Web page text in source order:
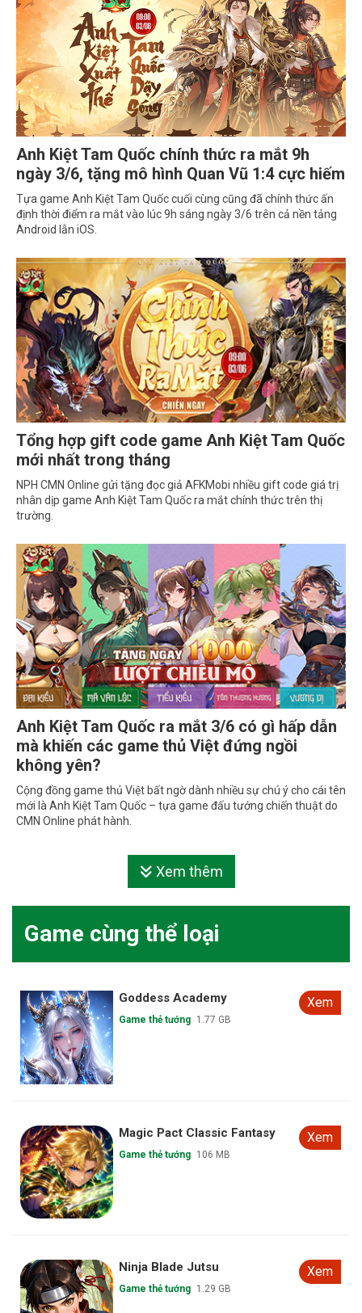
Anh Kiệt Tam Quốc chính thức ra mắt 9h
ngày 3/6, tặng mô hình Quan Vũ 1:4 cực hiếm
Tựa game Anh Kiệt Tam Quốc cuối cùng cũng đã chính thức ấn
định thời điểm ra mắt vào lúc 9h sáng ngày 3/6 trên cả nền tảng
Android lẫn iOS.
Tổng hợp gift code game Anh Kiệt Tam Quốc
mới nhất trong tháng
NPH CMN Online gửi tặng đọc giả AFKMobi nhiều gift code giá trị
nhân dịp game Anh Kiệt Tam Quốc ra mắt chính thức trên thị
trường.
Anh Kiệt Tam Quốc ra mắt 3/6 có gì hấp dẫn
mà khiến các game thủ Việt đứng ngồi
không yên?
Cộng đồng game thủ Việt bất ngờ dành nhiều sự chú ý cho cái tên
mới là Anh Kiệt Tam Quốc – tựa game đấu tướng chiến thuật do
CMN Online phát hành.
Xem thêm
Game cùng thể loại
Goddess Academy
Game thẻ tướng 1.77 GB
Xem
Magic Pact Classic Fantasy
Game thẻ tướng 106 MB
Xem
Ninja Blade Jutsu
Game thẻ tướng 1.29 GB
Xem